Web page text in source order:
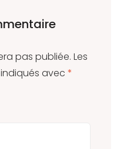
pas publiée. Les
avec *